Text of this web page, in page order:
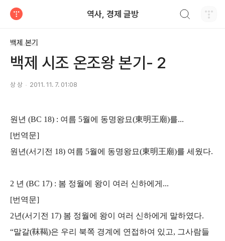
역사, 경제 글방
백제 본기
백제 시조 온조왕 본기- 2
상 상 2011. 11. 7. 01:08
원년 (BC 18) : 여름 5월에 동명왕묘(東明王廟)를...
[번역문]
원년(서기전 18) 여름 5월에 동명왕묘(東明王廟)를 세웠다.
2 년 (BC 17) : 봄 정월에 왕이 여러 신하에게...
[번역문]
2년(서기전 17) 봄 정월에 왕이 여러 신하에게 말하였다.
“말갈(靺鞨)은 우리 북쪽 경계에 연접하여 있고, 그사람들